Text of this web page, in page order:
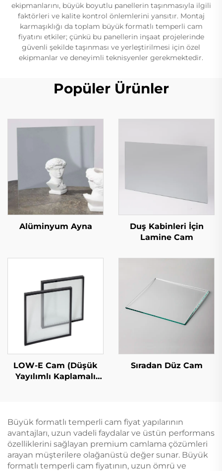
ekipmanlarını, büyük boyutlu panellerin taşınmasıyla ilgili
faktörleri ve kalite kontrol önlemlerini yansıtır. Montaj
karmaşıklığı da toplam büyük formatlı temperli cam
fiyatını etkiler; çünkü bu panellerin inşaat projelerinde
güvenli şekilde taşınması ve yerleştirilmesi için özel
ekipmanlar ve deneyimli teknisyenler gerekmektedir.
Popüler Ürünler
Alüminyum Ayna
Duş Kabinleri İçin
Lamine Cam
LOW-E Cam (Düşük
Yayılımlı Kaplamalı
Sıradan Düz Cam
Büyük formatlı temperli cam fiyat yapılarının
avantajları, uzun vadeli faydalar ve üstün performans
özelliklerini sağlayan premium camlama çözümleri
arayan müşterilere olağanüstü değer sunar. Büyük
formatlı temperli cam fiyatının, uzun ömrü ve